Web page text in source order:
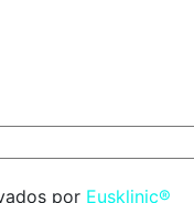
por Eusklinic®